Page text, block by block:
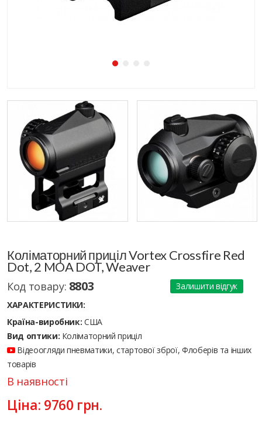
Коліматорний приціл Vortex Crossfire Red
Dot, 2 MOA DOT, Weaver
Код товару: 8803
Залишити відгук
ХАРАКТЕРИСТИКИ:
Країна-виробник: США
Вид оптики: Коліматорний приціл
Відеоогляди пневматики, стартової зброї, Флоберів та інших
товарів
В наявності
Ціна: 9760 грн.